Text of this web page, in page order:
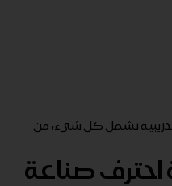
تشمل كل شيء، من
احترف صناعة